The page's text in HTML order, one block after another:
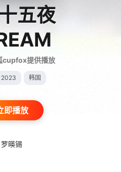
五夜
cupfox提供播放
2023 韩国
即播放
罗暎锡